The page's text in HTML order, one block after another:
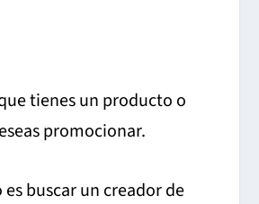
tienes un producto o
promocionar.
buscar un creador de